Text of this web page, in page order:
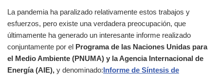
La pandemia ha paralizado relativamente estos trabajos y
esfuerzos, pero existe una verdadera preocupación, que
últimamente ha generado un interesante informe realizado
conjuntamente por el Programa de las Naciones Unidas para
el Medio Ambiente (PNUMA) y la Agencia Internacional de
Energía (AIE), y denominado:Informe de Síntesis de